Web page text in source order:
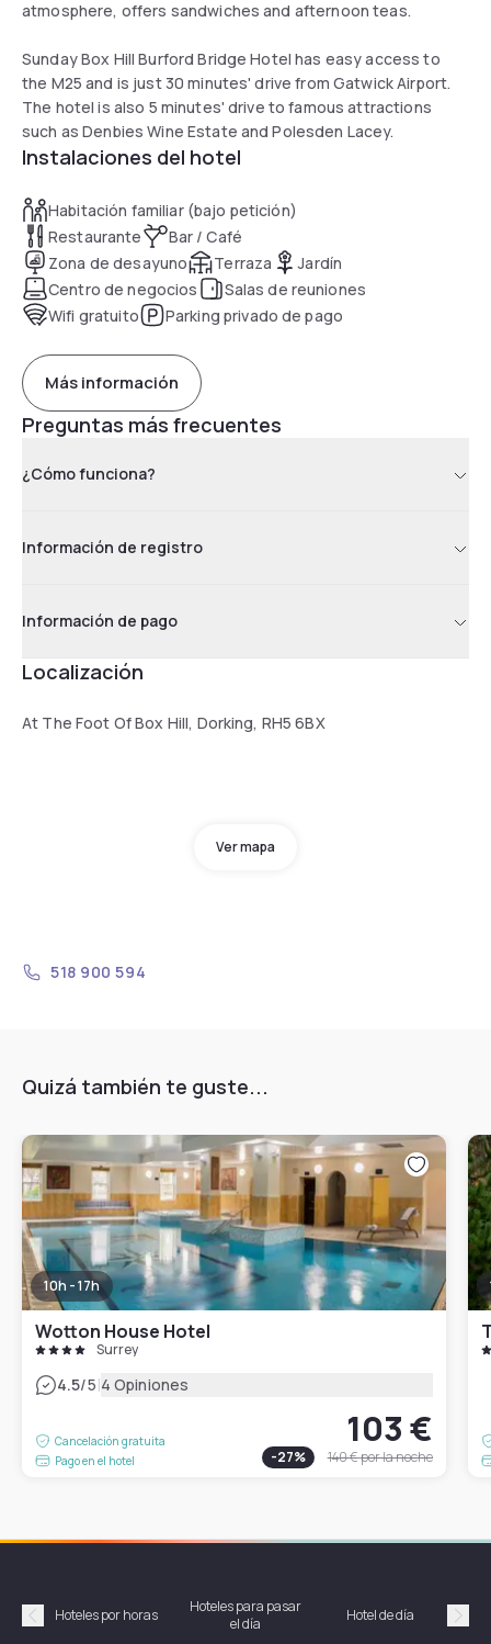
atmosphere, offers sandwiches and afternoon teas.
Sunday Box Hill Burford Bridge Hotel has easy access to
the M25 and is just 30 minutes' drive from Gatwick Airport.
The hotel is also 5 minutes' drive to famous attractions
such as Denbies Wine Estate and Polesden Lacey.
Instalaciones del hotel
Habitación familiar (bajo petición)
Restaurante
Bar / Café
Zona de desayuno
Terraza
Jardín
Centro de negocios
Salas de reuniones
Wifi gratuito
Parking privado de pago
Más información
Preguntas más frecuentes
¿Cómo funciona?
Información de registro
Información de pago
Localización
At The Foot Of Box Hill, Dorking, RH5 6BX
Ver mapa
518 900 594
Quizá también te guste...
10h - 17h
Wotton House Hotel
Surrey
4.5/5|4 Opiniones
Cancelación gratuita
Pago en el hotel
103 €
-27% 140 €por la noche
Précédent
Hoteles por horas
Hoteles para pasar
el día
Hotel de día